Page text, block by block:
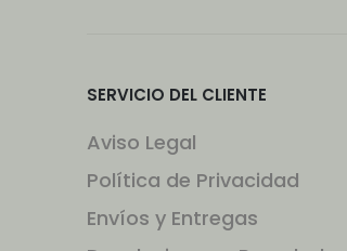
SERVICIO DEL CLIENTE
Aviso Legal
Política de Privacidad
Envíos y Entregas